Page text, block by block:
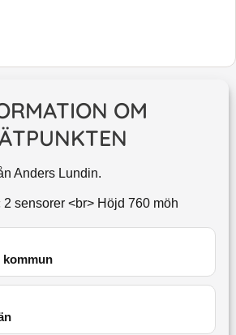
OM
Anders Lundin.
2 sensorer <br> Höjd 760 möh
kommun